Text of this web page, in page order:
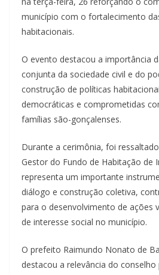
município com o fortalecimento
habitacionais.
O evento destacou a importância
conjunta da sociedade civil e do
construção de políticas
democráticas e comprometidas
famílias são-gonçalenses.
Durante a cerimônia, foi
Gestor do Fundo de Habitação de
representa um importante
diálogo e construção coletiva,
para o desenvolvimento de ações
de interesse social no município.
O prefeito Raimundo Nonato de
destacou a relevância do